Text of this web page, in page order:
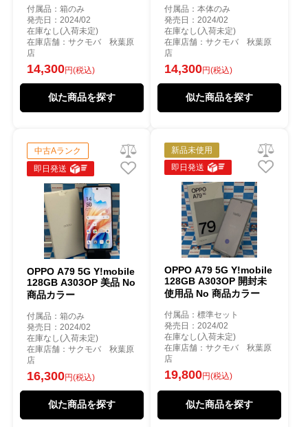
付属品：箱のみ
発売日：2024/02
在庫なし(入荷未定)
在庫店舗：サクモバ 秋葉原
店
14,300円(税込)
似た商品を探す
付属品：本体のみ
発売日：2024/02
在庫なし(入荷未定)
在庫店舗：サクモバ 秋葉原
店
14,300円(税込)
似た商品を探す
中古Aランク
即日発送
OPPO A79 5G Y!mobile
128GB A303OP 美品 No
商品カラー
付属品：箱のみ
発売日：2024/02
在庫なし(入荷未定)
在庫店舗：サクモバ 秋葉原
店
16,300円(税込)
似た商品を探す
新品未使用
即日発送
OPPO A79 5G Y!mobile
128GB A303OP 開封未
使用品 No 商品カラー
付属品：標準セット
発売日：2024/02
在庫なし(入荷未定)
在庫店舗：サクモバ 秋葉原
店
19,800円(税込)
似た商品を探す